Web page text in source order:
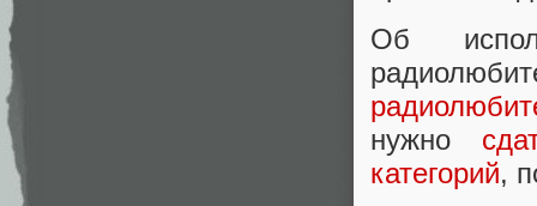
Об
нужно
категорий,